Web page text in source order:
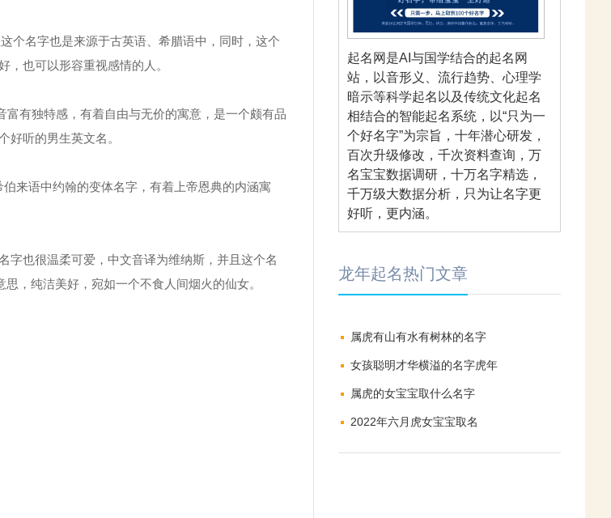
名字也是来源于古英语、希腊语中，同时，这个
也可以形容重视感情的人。
有独特感，有着自由与无价的寓意，是一个颇有品
好听的男生英文名。
来语中约翰的变体名字，有着上帝恩典的内涵寓
也很温柔可爱，中文音译为维纳斯，并且这个名
，纯洁美好，宛如一个不食人间烟火的仙女。
起名网是AI与国学结合的起名网
站，以音形义、流行趋势、心理学
暗示等科学起名以及传统文化起名
相结合的智能起名系统，以“只为一
个好名字”为宗旨，十年潜心研发，
百次升级修改，千次资料查询，万
名宝宝数据调研，十万名字精选，
千万级大数据分析，只为让名字更
好听，更内涵。
龙年起名热门文章
属虎有山有水有树林的名字
女孩聪明才华横溢的名字虎年
属虎的女宝宝取什么名字
2022年六月虎女宝宝取名